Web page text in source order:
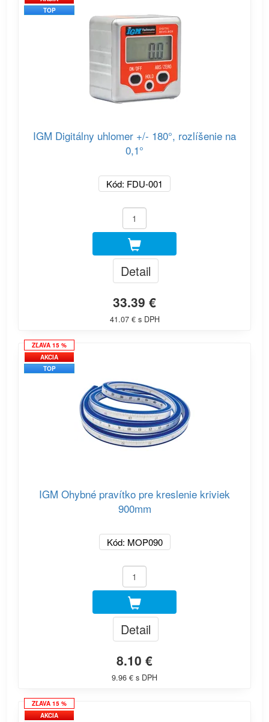
TOP
IGM Digitálny uhlomer +/- 180°, rozlíšenie na
0,1°
Kód: FDU-001
Detail
33.39 €
41.07 € s DPH
ZĽAVA 15 %
AKCIA
TOP
IGM Ohybné pravítko pre kreslenie kriviek
900mm
Kód: MOP090
Detail
8.10 €
9.96 € s DPH
ZĽAVA 15 %
AKCIA